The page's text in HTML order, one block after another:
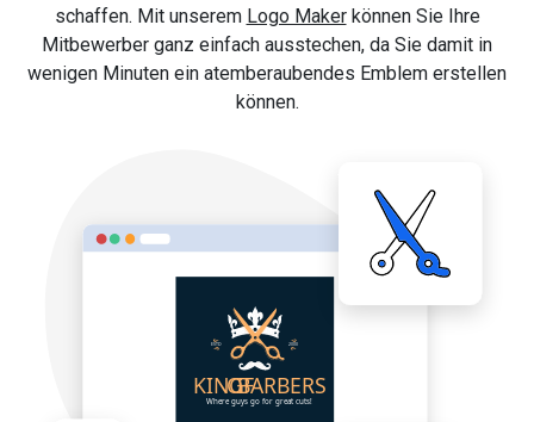
schaffen. Mit unserem Logo Makerkönnen Sie Ihre
Mitbewerber ganz einfach ausstechen, da Sie damit in
wenigen Minuten ein atemberaubendes Emblem erstellen
können.